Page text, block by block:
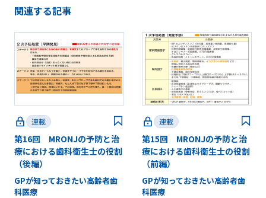
関連する記事
連載
第16回 MRONJの予防と治
療における歯科衛生士の役割
（後編）
GPが知っておきたい高齢者歯
科医療
連載
第15回 MRONJの予防と治
療における歯科衛生士の役割
（前編）
GPが知っておきたい高齢者歯
科医療